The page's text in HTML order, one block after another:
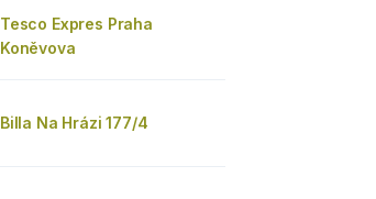
Tesco Expres Praha
Koněvova
Billa Na Hrázi 177/4